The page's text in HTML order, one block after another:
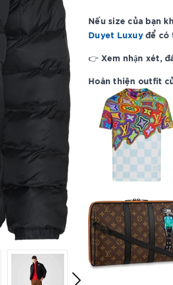
Nếu size của bạn
Duyet Luxuyđể có
👉 Xem nhận xét,
Hoàn thiện outfit